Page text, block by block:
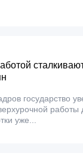
государство
работы
уже...